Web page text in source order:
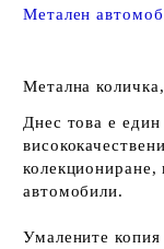
Метален
Метална
Днес това е
автомобили.
Умалените